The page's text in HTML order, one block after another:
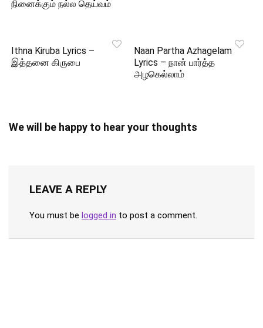
நினைக்கும் நல்ல தெய்வம்
Ithna Kiruba Lyrics –
இத்தனை கிருபை
Naan Partha Azhagelam
Lyrics – நான் பார்த்த
அழகெல்லாம்
We will be happy to hear your thoughts
LEAVE A REPLY
You must be logged in to post a comment.